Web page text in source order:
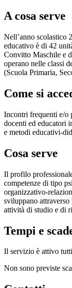
A cosa serve
Nell’anno scolastico
educativo è di 42
Convitto Maschile e
operano nelle classi
(Scuola Primaria,
Come si
Incontri frequenti e/o
docenti ed educatori
e metodi educativi-
Cosa serve
Il profilo
competenze di tipo
organizzativo-
sviluppano attraverso
attività di studio e di
Tempi e
Il servizio è attivo
Non sono previste